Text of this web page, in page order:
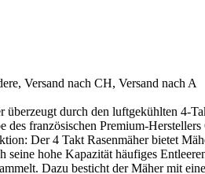
Versand nach CH, Versand nach A
durch den luftgekühlten 4-
des französischen Premium-
Der 4 Takt Rasenmäher bietet
seine hohe Kapazität häufiges
Dazu besticht der Mäher mit